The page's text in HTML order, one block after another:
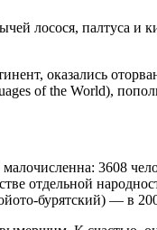
лосося, палтуса и
оказались
of the World),
3608
отдельной
бурятский) — в